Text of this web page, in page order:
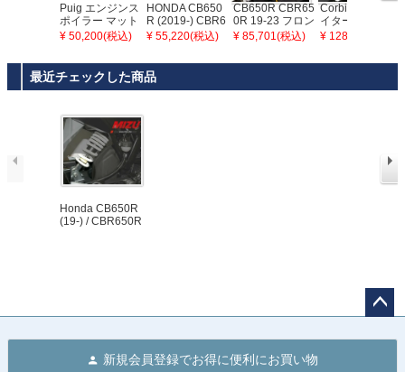
Puig エンジンス
ポイラー マット
ブラック HOND
¥ 50,200(税込)
HONDA CB650
R (2019-) CBR6
50R (2019-) リ
ード 未塗装 BOD
YSTYLE
¥ 55,220(税込)
CB650R CBR65
0R 19-23 フロン
トソロシート "PI
¥ 85,701(税込)
Corbin ガンファ
イター＆レディ
シート CB/CBR6
¥ 128,700(税込)
最近チェックした商品
Honda CB650R
(19-) / CBR650R
新規会員登録でお得に便利にお買い物